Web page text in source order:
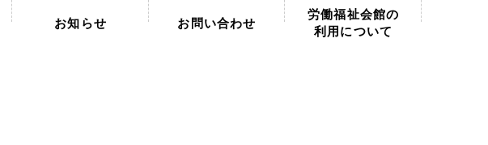
お知らせ お問い合わせ
労働福祉会館の
利用について